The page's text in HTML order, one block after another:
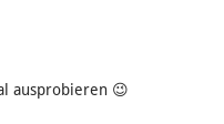
ausprobieren 😉